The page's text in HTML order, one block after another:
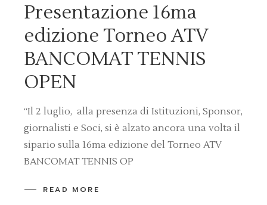
Presentazione 16ma
edizione Torneo ATV
BANCOMAT TENNIS
OPEN
“Il 2 luglio, alla presenza di Istituzioni, Sponsor,
giornalisti e Soci, si è alzato ancora una volta il
sipario sulla 16ma edizione del Torneo ATV
BANCOMAT TENNIS OP
READ MORE